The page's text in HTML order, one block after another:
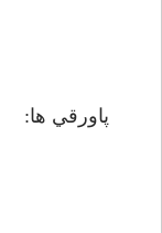
پاورقي ها: